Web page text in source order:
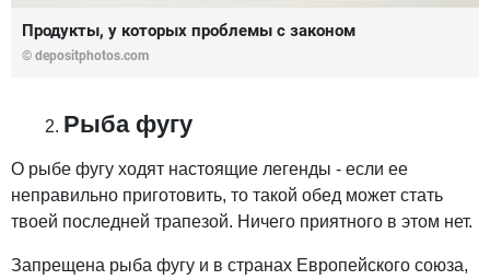
Продукты, у которых проблемы с законом
© depositphotos.com
Рыба фугу
О рыбе фугу ходят настоящие легенды - если ее
неправильно приготовить, то такой обед может стать
твоей последней трапезой. Ничего приятного в этом нет.
Запрещена рыба фугу и в странах Европейского союза,